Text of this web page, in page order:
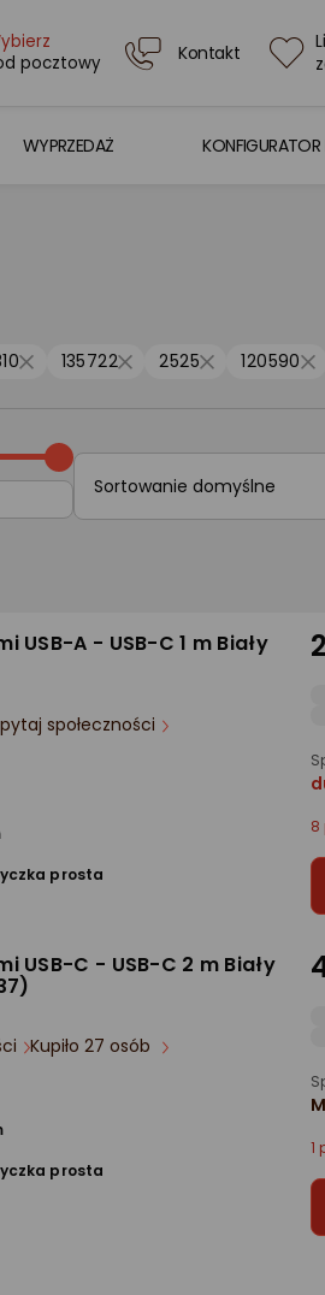
pocztowy
Kontakt
WYPRZEDAŻ
135722 2525 120590
Sortowanie domyślne
USB-A - USB-C 1 m Biały
społeczności
prosta
8
USB-C - USB-C 2 m Biały
Kupiło 27 osób
prosta
1